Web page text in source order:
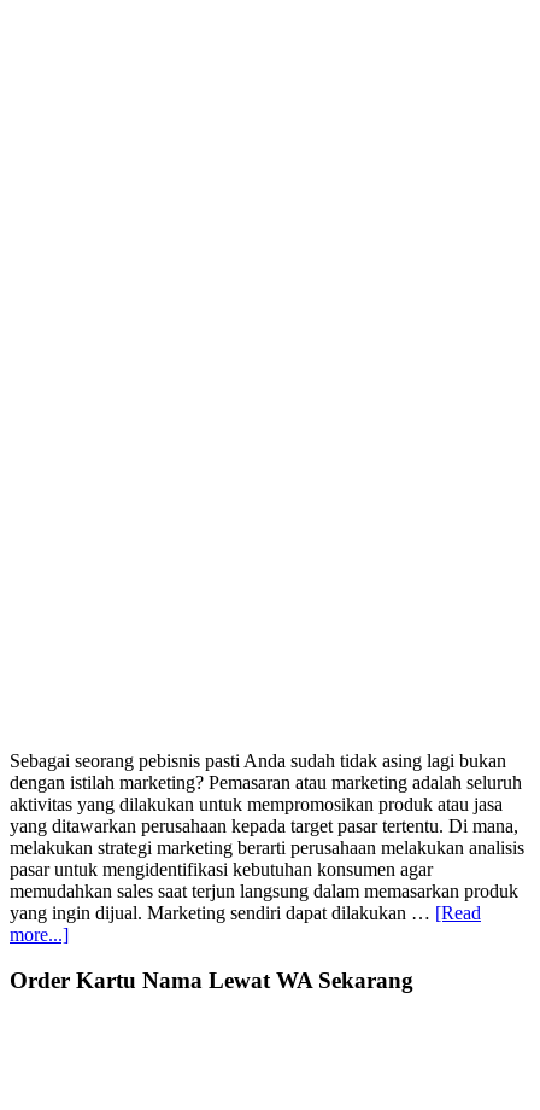
Sebagai seorang pebisnis pasti Anda sudah tidak asing lagi bukan
dengan istilah marketing? Pemasaran atau marketing adalah seluruh
aktivitas yang dilakukan untuk mempromosikan produk atau jasa
yang ditawarkan perusahaan kepada target pasar tertentu. Di mana,
melakukan strategi marketing berarti perusahaan melakukan analisis
pasar untuk mengidentifikasi kebutuhan konsumen agar
memudahkan sales saat terjun langsung dalam memasarkan produk
yang ingin dijual. Marketing sendiri dapat dilakukan … [Read
more...]about
Marketing
Primary
Order Kartu Nama Lewat WA Sekarang